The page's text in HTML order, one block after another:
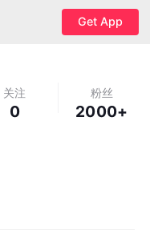
Get App
关注
0
粉丝
2000+